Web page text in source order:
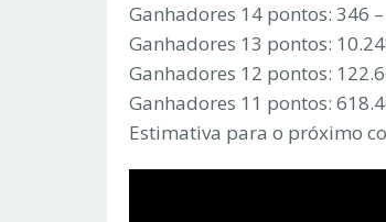
Ganhadores 14 pontos: 346
Ganhadores 13 pontos:
Ganhadores 12 pontos:
Ganhadores 11 pontos:
Estimativa para o próximo